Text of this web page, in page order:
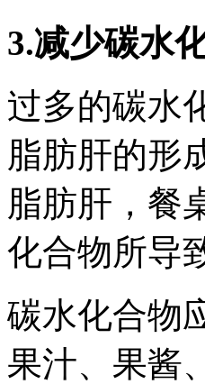
3.减少碳水
过多的碳水
脂肪肝的形
脂肪肝，餐
化合物所导
碳水化合物
果汁、果酱